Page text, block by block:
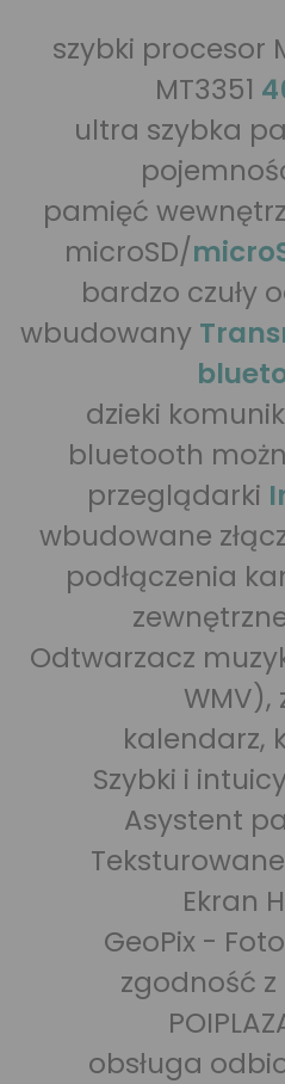
szybki procesor
MT3351
ultra szybka
pamięć
microSD/
bardzo czuły
wbudowany
dzieki
bluetooth
przeglądarki
wbudowane
podłączenia
Odtwarzacz
WMV),
kalendarz,
Szybki i
Asystent
Ekran
GeoPix -
zgodność
obsługa